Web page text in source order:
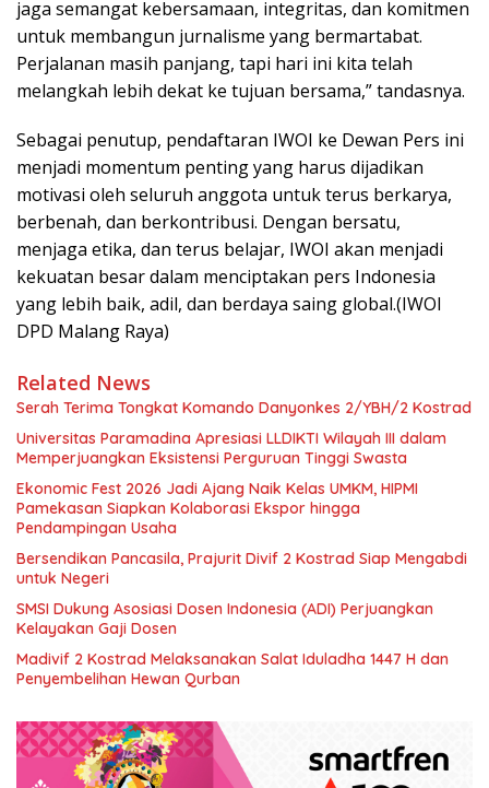
jaga semangat kebersamaan, integritas, dan komitmen
untuk membangun jurnalisme yang bermartabat.
Perjalanan masih panjang, tapi hari ini kita telah
melangkah lebih dekat ke tujuan bersama,” tandasnya.
Sebagai penutup, pendaftaran IWOI ke Dewan Pers ini
menjadi momentum penting yang harus dijadikan
motivasi oleh seluruh anggota untuk terus berkarya,
berbenah, dan berkontribusi. Dengan bersatu,
menjaga etika, dan terus belajar, IWOI akan menjadi
kekuatan besar dalam menciptakan pers Indonesia
yang lebih baik, adil, dan berdaya saing global.(IWOI
DPD Malang Raya)
Related News
Serah Terima Tongkat Komando Danyonkes 2/YBH/2 Kostrad
Universitas Paramadina Apresiasi LLDIKTI Wilayah III dalam
Memperjuangkan Eksistensi Perguruan Tinggi Swasta
Ekonomic Fest 2026 Jadi Ajang Naik Kelas UMKM, HIPMI
Pamekasan Siapkan Kolaborasi Ekspor hingga
Pendampingan Usaha
Bersendikan Pancasila, Prajurit Divif 2 Kostrad Siap Mengabdi
untuk Negeri
SMSI Dukung Asosiasi Dosen Indonesia (ADI) Perjuangkan
Kelayakan Gaji Dosen
Madivif 2 Kostrad Melaksanakan Salat Iduladha 1447 H dan
Penyembelihan Hewan Qurban